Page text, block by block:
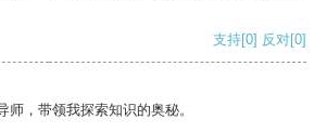
支持[0] 反对[0]
师，带领我探索知识的奥秘。